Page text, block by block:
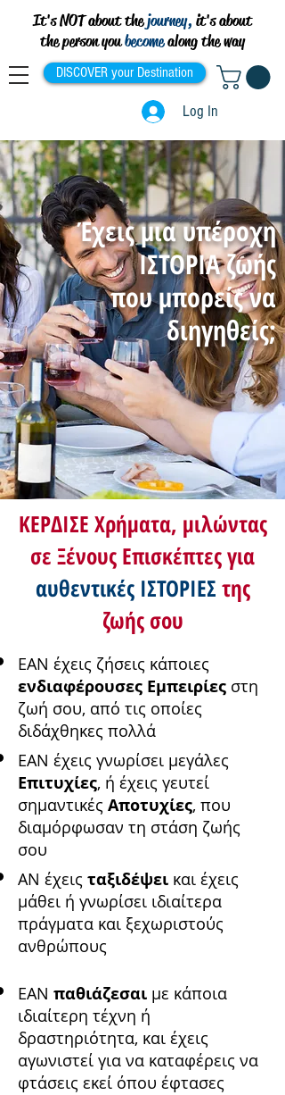
It's NOT about thejourney, it's about
the person youbecomealong the way
DISCOVER your Destination
Log In
Έχεις μια υπέροχη
ΙΣΤΟΡΙΑ ζωής
που μπορείς να
διηγηθείς;
ΚΕΡΔΙΣΕ Χρήματα, μιλώντας
σε Ξένους Επισκέπτες για
αυθεντικές ΙΣΤΟΡΙΕΣ της
ζωής σου
ΕΑΝ έχεις ζήσεις κάποιες
ενδιαφέρουσες Εμπειρίες στη
ζωή σου, από τις οποίες
διδάχθηκες πολλά
ΕΑΝ έχεις γνωρίσει μεγάλες
Επιτυχίες, ή έχεις γευτεί
σημαντικές Αποτυχίες, που
διαμόρφωσαν τη στάση ζωής
σου
ΑΝ έχεις ταξιδέψει και έχεις
μάθει ή γνωρίσει ιδιαίτερα
πράγματα και ξεχωριστούς
ανθρώπους
ΕΑΝ παθιάζεσαι με κάποια
ιδιαίτερη τέχνη ή
δραστηριότητα, και έχεις
αγωνιστεί για να καταφέρεις να
φτάσεις εκεί όπου έφτασες